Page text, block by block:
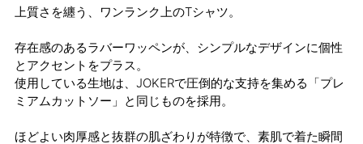
上質さを纏う、ワンランク上のTシャツ。
存在感のあるラバーワッペンが、シンプルなデザインに個性
とアクセントをプラス。
使用している生地は、JOKERで圧倒的な支持を集める「プレ
ミアムカットソー」と同じものを採用。
ほどよい肉厚感と抜群の肌ざわりが特徴で、素肌で着た瞬間